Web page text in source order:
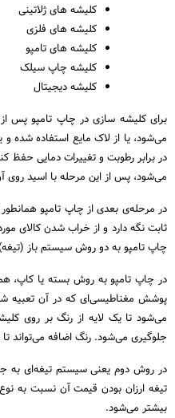
کلیشه های ژلاتینی
کلیشه های فلزی
کلیشه های تامپو
کلیشه چاپ سیلک
کلیشه دیجیتال
برای کلیشه سازی در چاپ تامپو پس
می‌شود، یا از لاک مایع استفاده شده
می‌شود، پس از این مرحله با اسید روی
در مرحله‌ی بعدی از چاپ تامپو
ثابت نگه دارد و از خراب شدن کالای
چاپ تامپو به دو روش سیستم باز
در چاپ تامپو به روش بسته یا کاپ،
پوشش مغناطیسی‌ای که در آن تعبیه
می‌شود تا یک لایه از رنگ بر روی
جلوگیری می‌شود. رنگ اضافه می‌تواند
در روش دوم یعنی سیستم تیغه‌ای به
تیغه ارزان بودن قیمت آن نسبت به
بیشتر می‌شود.